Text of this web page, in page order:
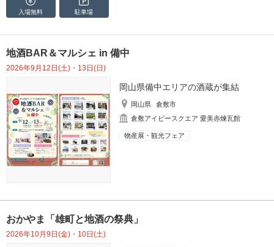
入場無料 駐車場
地酒BAR＆マルシェ in 備中
2026年9月12日(土)・13日(日)
岡山県備中エリアの酒蔵が集結
岡山県
倉敷市
倉敷アイビースクエア 愛美赤煉瓦館
物産展・観光フェア
おかやま「雄町と地酒の祭典」
2026年10月9日(金)・10日(土)